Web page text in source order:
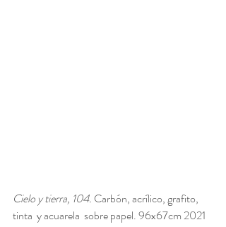
Cielo y tierra, 104. Carbón, acrílico, grafito,
tinta  y acuarela  sobre papel. 96x67cm 2021